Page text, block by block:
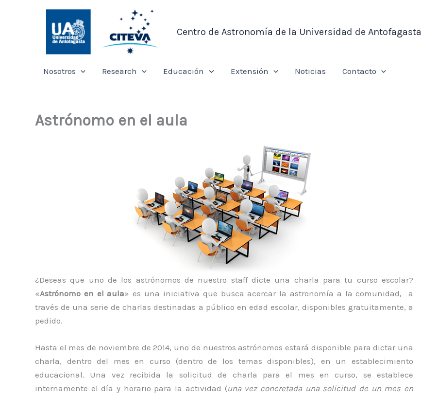
Centro de Astronomía de la Universidad de Antofagasta
Nosotros Research Educación Extensión Noticias Contacto
Astrónomo en el aula
¿Deseas que uno de los astrónomos de nuestro staff dicte una charla para tu curso escolar?
«Astrónomo en el aula» es una iniciativa que busca acercar la astronomía a la comunidad, a
través de una serie de charlas destinadas a público en edad escolar, disponibles gratuitamente, a
pedido.
Hasta el mes de noviembre de 2014, uno de nuestros astrónomos estará disponible para dictar una
charla, dentro del mes en curso (dentro de los temas disponibles), en un establecimiento
educacional. Una vez recibida la solicitud de charla para el mes en curso, se establece
internamente el día y horario para la actividad (una vez concretada una solicitud de un mes en